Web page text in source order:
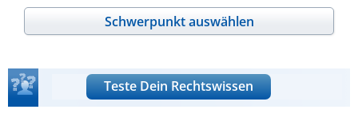
Schwerpunkt auswählen
Teste Dein Rechtswissen